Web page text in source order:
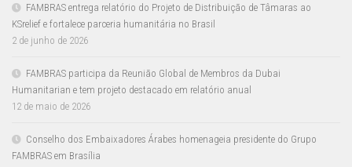
FAMBRAS entrega relatório do Projeto de Distribuição de Tâmaras ao
KSrelief e fortalece parceria humanitária no Brasil
2 de junho de 2026
FAMBRAS participa da Reunião Global de Membros da Dubai
Humanitarian e tem projeto destacado em relatório anual
12 de maio de 2026
Conselho dos Embaixadores Árabes homenageia presidente do Grupo
FAMBRAS em Brasília